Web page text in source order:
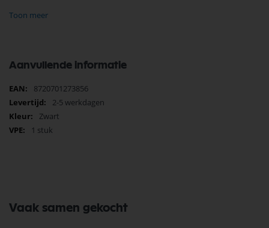
Lichtopbrengst : 370 lumen
Power Factor: 0.90
Energielabel: E
Aantal branduren: 50.000 uur
Materiaal: Polycarbonaat
Garantie: 3 jaar
Toon meer
Aanvullende informatie
Meer
informatie
8720701273856
2-5 werkdagen
Zwart
1 stuk
Vaak samen gekocht